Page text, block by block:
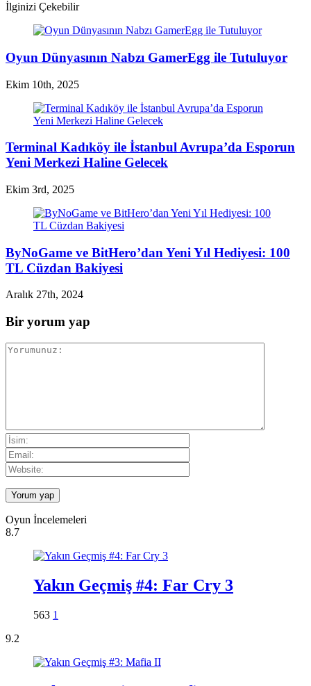
İlginizi Çekebilir
Oyun Dünyasının Nabzı GamerEgg ile Tutuluyor
Ekim 10th, 2025
Terminal Kadıköy ile İstanbul Avrupa’da Esporun
Yeni Merkezi Haline Gelecek
Ekim 3rd, 2025
ByNoGame ve BitHero’dan Yeni Yıl Hediyesi: 100
TL Cüzdan Bakiyesi
Aralık 27th, 2024
Bir yorum yap
Oyun İncelemeleri
8.7
Yakın Geçmiş #4: Far Cry 3
563 1
9.2